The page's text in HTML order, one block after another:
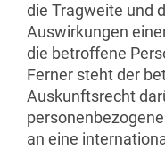
die Tragweite und
Auswirkungen
die betroffene
Ferner steht der
Auskunftsrecht
an eine